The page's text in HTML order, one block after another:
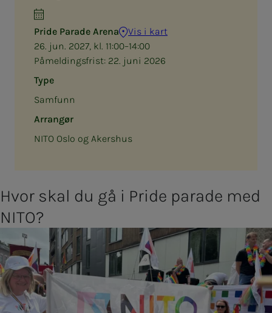
Pride Parade Arena
Vis i kart
26. jun. 2027, kl. 11:00–14:00
Påmeldingsfrist: 22. juni 2026
Type
Samfunn
Arrangør
NITO Oslo og Akershus
Hvor skal du gå i Pride parade med
NITO?